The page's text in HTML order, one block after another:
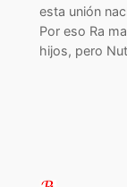
esta unión
Por eso Ra
hijos, pero